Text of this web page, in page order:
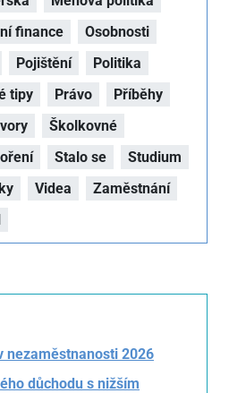
finance
Osobnosti
Pojištění
Politika
tipy Právo
Příběhy
Školkovné
Stalo se
Studium
Videa
Zaměstnání
nezaměstnanosti 2026
důchodu s nižším